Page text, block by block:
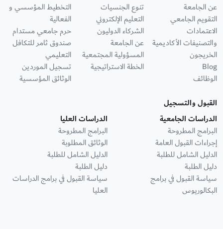
عن الجامعة
التقويم الجامعي
الاعتمادات
والتصنيفات الأكاديمية
الخريجون
Blog
الوظائف
تنوع الجنسيات
التعليم الإلكتروني
الشركاء الدوليون
عن الجامعة
المسؤولية المجتمعية
الخطة الاستراتيجية
التخطيط المؤسسي و
الفعالية
حرم جامعي مستدام
صندوق ثامر للتكافل
التعليمي
تسجيل الموردين
الوثائق المؤسسية
القبول والتسجيل
الدراسات الجامعية
البرامج المطروحة
إجراءات القبول العامة
الدليل الشامل للطلبة
دليل الطلبة
سياسة القبول في برامج
البكالوريوس
الدراسات العليا
البرامج المطروحة
الوثائق المطلوبة
الدليل الشامل للطلبة
دليل الطلبة
سياسة القبول في برامج الدراسات
العليا